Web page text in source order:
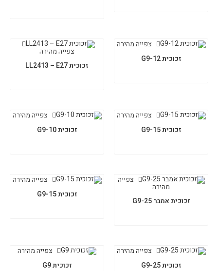
צפייה מהירה
זכוכית G9-12
צפייה מהירה
זכוכית LL2413 – E27
צפייה מהירה
זכוכית G9-15
צפייה מהירה
זכוכית G9-10
צפייה
מהירה
זכוכית אמבר G9-25
צפייה מהירה
זכוכית G9-15
צפייה מהירה
זכוכית G9-25
צפייה מהירה
זכוכית G9